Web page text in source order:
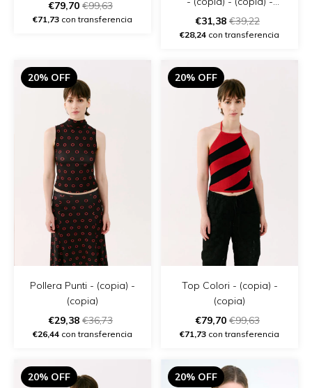
€79,70 €99,63
€71,73 con transferencia
(copia)
€31,38 €39,22
€28,24 con transferencia
20% OFF
Pollera Punti - (copia) -
(copia)
€29,38 €36,73
€26,44 con transferencia
20% OFF
Top Colori - (copia) -
(copia)
€79,70 €99,63
€71,73 con transferencia
20% OFF 20% OFF